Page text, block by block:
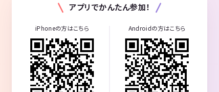
アプリでかんたん参加！
iPhoneの方はこちら Androidの方はこちら